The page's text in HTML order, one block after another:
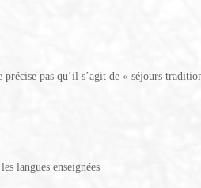
pas qu’il s’agit de « séjours
langues enseignées